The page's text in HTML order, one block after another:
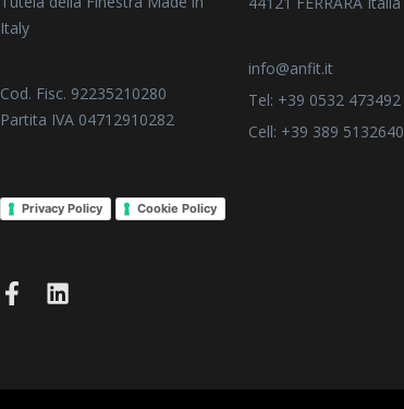
Italy
Cod. Fisc. 92235210280
Partita IVA 04712910282
Privacy Policy Cookie Policy
info@anfit.it
Tel: +39 0532 473492
Cell: +39 389 5132640